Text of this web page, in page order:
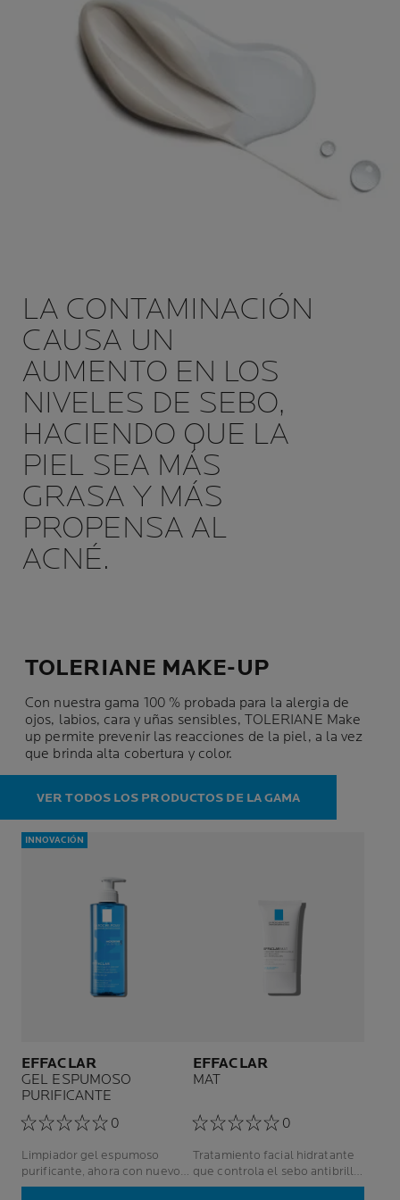
LA CONTAMINACIÓN
CAUSA UN
AUMENTO EN LOS
NIVELES DE SEBO,
HACIENDO QUE LA
PIEL SEA MÁS
GRASA Y MÁS
PROPENSA AL
ACNÉ.
TOLERIANE MAKE-UP
Con nuestra gama 100 % probada para la alergia de
ojos, labios, cara y uñas sensibles, TOLERIANE Make
up permite prevenir las reacciones de la piel, a la vez
que brinda alta cobertura y color.
VER TODOS LOS PRODUCTOS DE LA GAMA
INNOVACIÓN
EFFACLAR
GEL ESPUMOSO
PURIFICANTE
0
Limpiador gel espumoso
purificante, ahora con nuevo
ingrediente activo
EFFACLAR
MAT
0
Tratamiento facial hidratante
que controla el sebo antibrillo
anti poros abiertos